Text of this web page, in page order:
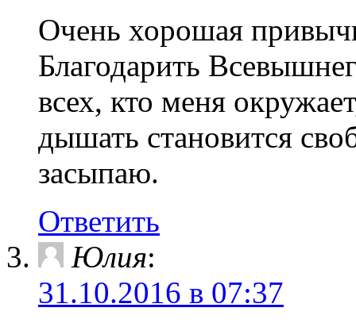
Очень хорошая
Благодарить
всех, кто меня
дышать становится
засыпаю.
Ответить
Юлия:
31.10.2016 в 07:37